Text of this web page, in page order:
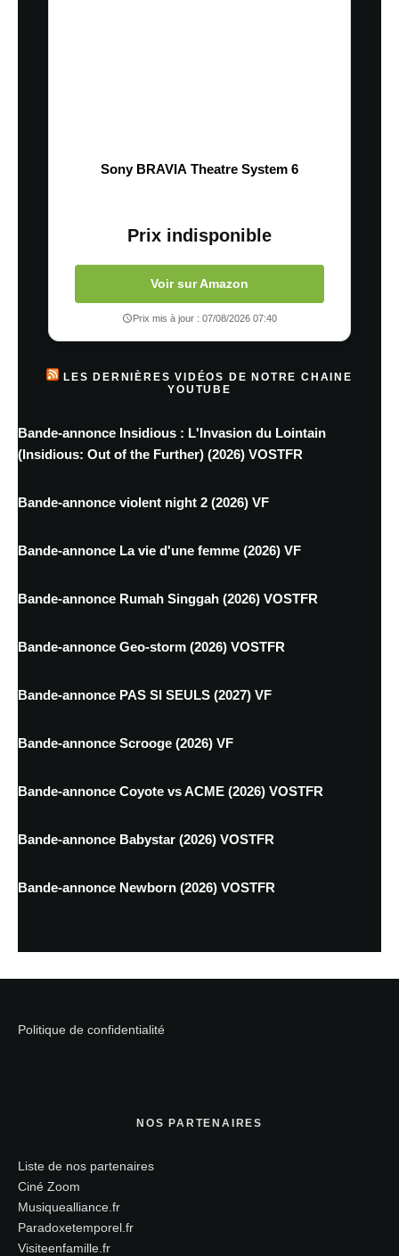
Sony BRAVIA Theatre System 6
Prix indisponible
Voir sur Amazon
Prix mis à jour : 07/08/2026 07:40
LES DERNIÈRES VIDÉOS DE NOTRE CHAINE
YOUTUBE
Bande-annonce Insidious : L'Invasion du Lointain
(Insidious: Out of the Further) (2026) VOSTFR
Bande-annonce violent night 2 (2026) VF
Bande-annonce La vie d'une femme (2026) VF
Bande-annonce Rumah Singgah (2026) VOSTFR
Bande-annonce Geo-storm (2026) VOSTFR
Bande-annonce PAS SI SEULS (2027) VF
Bande-annonce Scrooge (2026) VF
Bande-annonce Coyote vs ACME (2026) VOSTFR
Bande-annonce Babystar (2026) VOSTFR
Bande-annonce Newborn (2026) VOSTFR
Politique de confidentialité
NOS PARTENAIRES
Liste de nos partenaires
Ciné Zoom
Musiquealliance.fr
Paradoxetemporel.fr
Visiteenfamille.fr